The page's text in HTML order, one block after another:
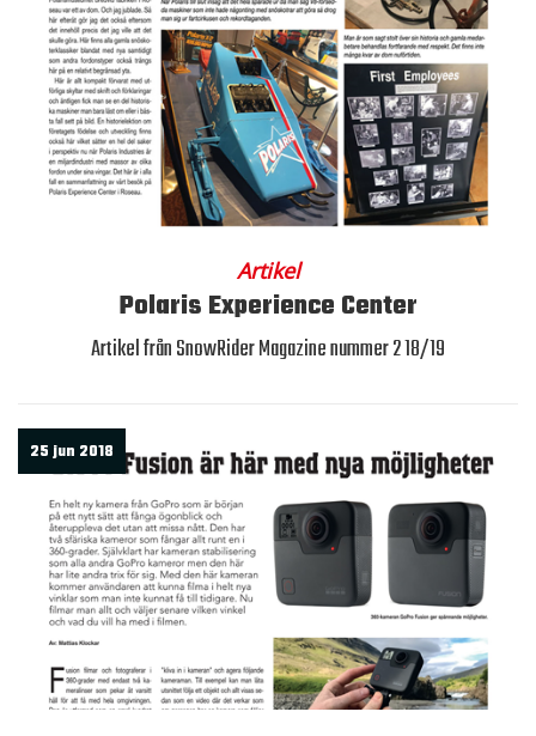
Artikel
Polaris Experience Center
Artikel från SnowRider Magazine nummer 2 18/19
25 jun 2018